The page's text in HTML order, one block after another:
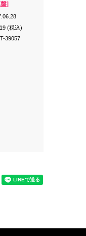
]
(税込)
39057